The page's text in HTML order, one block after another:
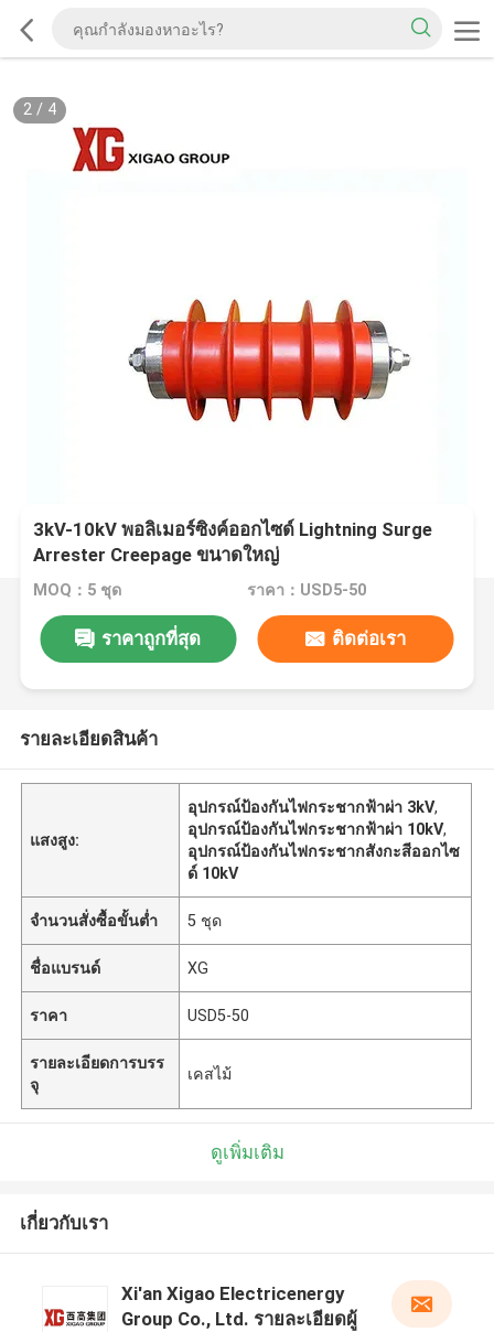
2/ 4
3kV-10kV พอลิเมอร์ซิงค์ออกไซด์ Lightning Surge
Arrester Creepage ขนาดใหญ่
MOQ：5 ชุด ราคา：USD5-50
ราคาถูกที่สุด ติดต่อเรา
รายละเอียดสินค้า
แสงสูง:
อุปกรณ์ป้องกันไฟกระชากฟ้าผ่า 3kV,
อุปกรณ์ป้องกันไฟกระชากฟ้าผ่า 10kV,
อุปกรณ์ป้องกันไฟกระชากสังกะสีออกไซ
ด์ 10kV
จำนวนสั่งซื้อขั้นต่ำ 5 ชุด
ชื่อแบรนด์ XG
ราคา USD5-50
รายละเอียดการบรร
จุ
เคสไม้
ดูเพิ่มเติม
เกี่ยวกับเรา
Xi'an Xigao Electricenergy
Group Co., Ltd. รายละเอียดผู้